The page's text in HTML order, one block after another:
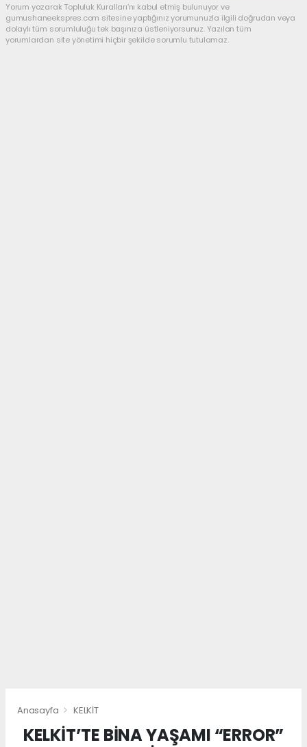
Yorum yazarak Topluluk Kuralları’nı kabul etmiş bulunuyor ve
gumushaneekspres.com sitesine yaptığınız yorumunuzla ilgili doğrudan veya
dolaylı tüm sorumluluğu tek başınıza üstleniyorsunuz. Yazılan tüm
yorumlardan site yönetimi hiçbir şekilde sorumlu tutulamaz.
Anasayfa KELKİT
KELKİT’TE BİNA YAŞAMI “ERROR”